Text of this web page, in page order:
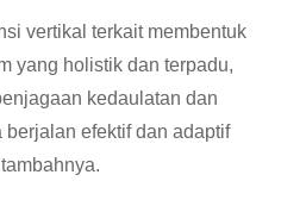
vertikal terkait membentuk
yang holistik dan terpadu,
kedaulatan dan
berjalan efektif dan adaptif